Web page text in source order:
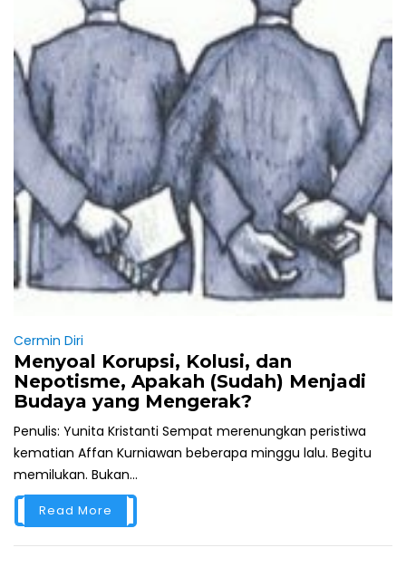
Cermin Diri
Menyoal Korupsi, Kolusi, dan
Nepotisme, Apakah (Sudah) Menjadi
Budaya yang Mengerak?
Penulis: Yunita Kristanti Sempat merenungkan peristiwa
kematian Affan Kurniawan beberapa minggu lalu. Begitu
memilukan. Bukan...
Read More